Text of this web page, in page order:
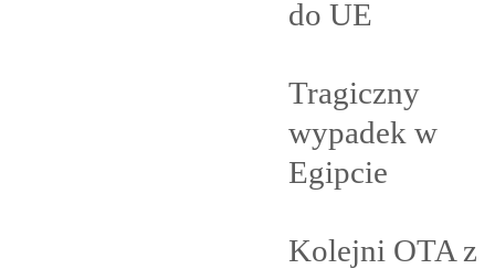
do UE
Tragiczny
wypadek w
Egipcie
Kolejni OTA z